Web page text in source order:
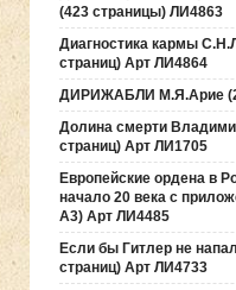
(423 страницы) ЛИ4863
Диагностика кармы
страниц) Арт ЛИ4864
ДИРИЖАБЛИ М.Я.Арие
Долина смерти
страниц) Арт ЛИ1705
Европейские ордена в
начало 20 века с
А3) Арт ЛИ4485
Если бы Гитлер не
страниц) Арт ЛИ4733